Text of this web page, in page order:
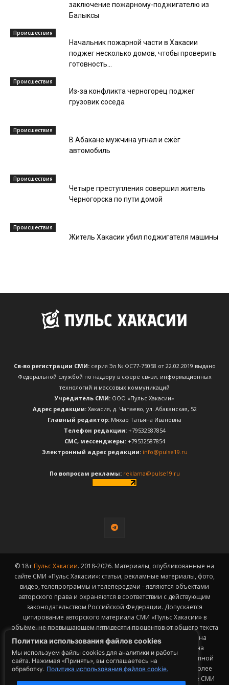
Политика использования файлов cookies
Мы используем файлы cookies для аналитики и работы
сайта. Нажимая «Принять», вы соглашаетесь на
обработку. Политика использования файлов cookie.
заключение пожарному-поджигателю из
Балыксы
Происшествия
Начальник пожарной части в Хакасии
поджег несколько домов, чтобы проверить
готовность...
Происшествия
Из-за конфликта черногорец поджег
грузовик соседа
Происшествия
В Абакане мужчина угнал и сжёг
автомобиль
Происшествия
Четыре преступления совершил житель
Черногорска по пути домой
Происшествия
Житель Хакасии убил поджигателя машины
Св-во регистрации СМИ:серия Эл № ФС77-75058 от 22.02.2019 выдано
Федеральной службой по надзору в сфере связи, информационных
технологий и массовых коммуникаций
Учредитель СМИ: ООО «Пульс Хакасии»
Адрес редакции:Хакасия, д. Чапаево, ул. Абаканская, 52
Главный редактор: Мяхар Татьяна Ивановна
Телефон редакции:+79532587854
CМС, мессенджеры:+79532587854
Электронный адрес редакции: info@pulse19.ru
По вопросам рекламы: reklama@pulse19.ru
© 18+ Пульс Хакасии. 2018-2026. Материалы, опубликованные на
сайте СМИ «Пульс Хакасии»: статьи, рекламные материалы, фото,
видео, телепрограммы и телепередачи - являются объектами
авторского права и охраняются в соответствии с действующим
законодательством Российской Федерации. Допускается
цитирование авторского материала СМИ «Пульс Хакасии» в
объёме, не превышающем пятидесяти процентов от общего текста
публикации с обязательным размещением гиперссылки на
страницу заимствования материала. Гиперссылка должна
размещаться в тексте цитируемого материала и быть доступной
для индексации поисковыми системами. Заимствование более
50% общего объема материала, опубликованного на сайте СМИ